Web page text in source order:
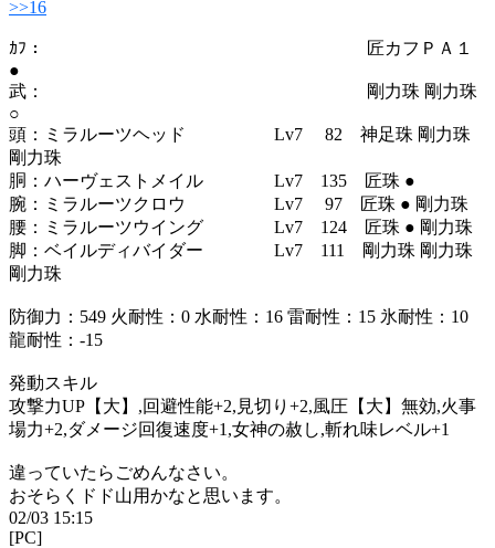
>>16
ｶﾌ： 匠カフＰＡ１
●
武： 剛力珠 剛力珠
○
頭：ミラルーツヘッド Lv7 82 神足珠 剛力珠
剛力珠
胴：ハーヴェストメイル Lv7 135 匠珠 ●
腕：ミラルーツクロウ Lv7 97 匠珠 ● 剛力珠
腰：ミラルーツウイング Lv7 124 匠珠 ● 剛力珠
脚：ベイルディバイダー Lv7 111 剛力珠 剛力珠
剛力珠
防御力：549 火耐性：0 水耐性：16 雷耐性：15 氷耐性：10
龍耐性：-15
発動スキル
攻撃力UP【大】,回避性能+2,見切り+2,風圧【大】無効,火事
場力+2,ダメージ回復速度+1,女神の赦し,斬れ味レベル+1
違っていたらごめんなさい。
おそらくドド山用かなと思います。
02/03 15:15
[PC]